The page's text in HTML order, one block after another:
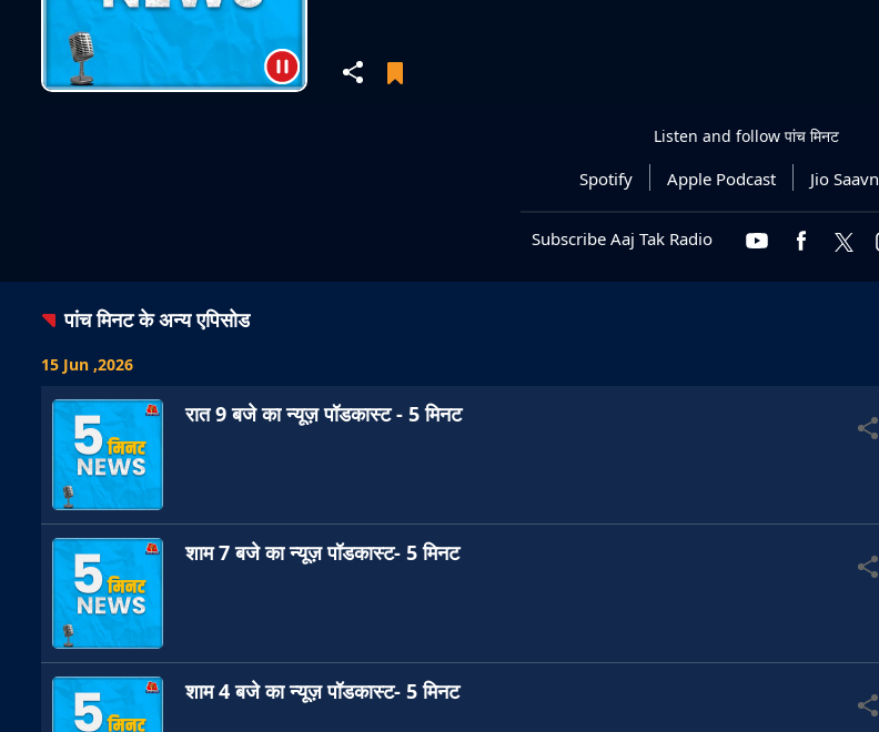
Listen and follow पांच मिनट
Spotify Apple Podcast Jio Saavn
Subscribe Aaj Tak Radio
पांच मिनटके अन्य एपिसोड
15 Jun ,2026
रात 9 बजे का न्यूज़ पॉडकास्ट - 5 मिनट
शाम 7 बजे का न्यूज़ पॉडकास्ट- 5 मिनट
शाम 4 बजे का न्यूज़ पॉडकास्ट- 5 मिनट